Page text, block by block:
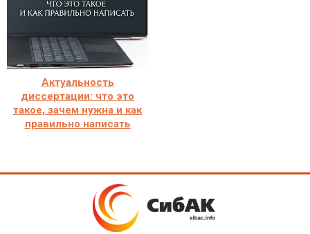
Актуальность
диссертации: что это
такое, зачем нужна и как
правильно написать